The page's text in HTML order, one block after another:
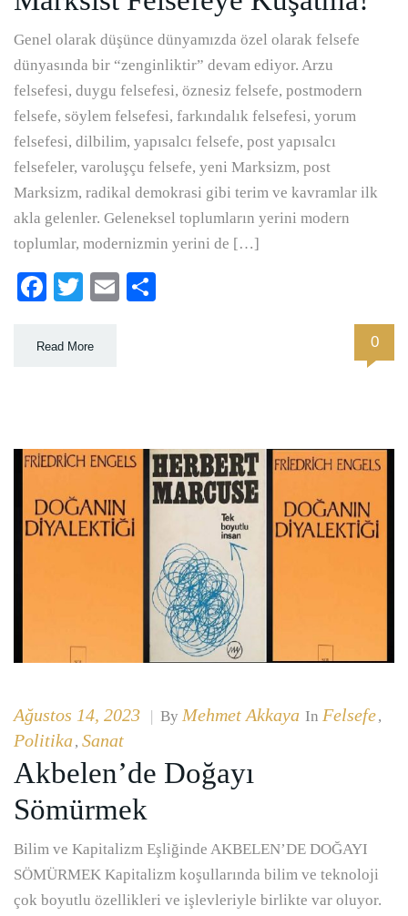
Genel olarak düşünce dünyamızda özel olarak felsefe
dünyasında bir “zenginliktir” devam ediyor. Arzu
felsefesi, duygu felsefesi, öznesiz felsefe, postmodern
felsefe, söylem felsefesi, farkındalık felsefesi, yorum
felsefesi, dilbilim, yapısalcı felsefe, post yapısalcı
felsefeler, varoluşçu felsefe, yeni Marksizm, post
Marksizm, radikal demokrasi gibi terim ve kavramlar ilk
akla gelenler. Geleneksel toplumların yerini modern
toplumlar, modernizmin yerini de […]
Facebook
TwitterEmail
Read More 0
Ağustos 14, 2023 By Mehmet Akkaya In Felsefe,
Politika, Sanat
Akbelen’de Doğayı
Sömürmek
Bilim ve Kapitalizm Eşliğinde AKBELEN’DE DOĞAYI
SÖMÜRMEK Kapitalizm koşullarında bilim ve teknoloji
çok boyutlu özellikleri ve işlevleriyle birlikte var oluyor.